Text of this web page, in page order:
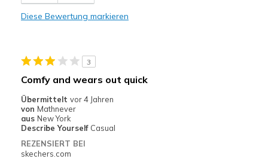
Geeignete Verwendung
Casual Wear
Travel
Width
Feels true to width
Sizing
Diese Bewertung markieren
3
Comfy and wears out quick
Übermittelt vor 4 Jahren
von Mathnever
aus New York
Describe Yourself Casual
REZENSIERT BEI
skechers.com